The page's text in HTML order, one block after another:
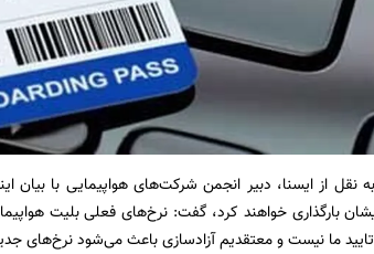
نقل از ایسنا، دبیر انجمن شرکت‌های هواپیمایی با بیان
بارگذاری خواهند کرد، گفت: نرخ‌های فعلی بلیت هواپیما
ما نیست و معتقدیم آزادسازی باعث می‌شود نرخ‌های